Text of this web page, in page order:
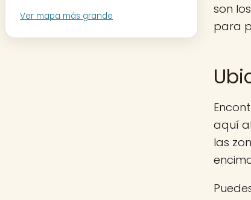
Ver mapa más grande
son
para
aquí
las